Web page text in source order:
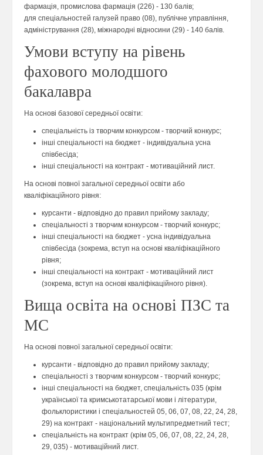
фармація, промислова фармація (226) - 130 балів;
для спеціальностей галузей право (08), публічне управління,
адміністрування (28), міжнародні відносини (29) - 140 балів.
Умови вступу на рівень
фахового молодшого
бакалавра
На основі базової середньої освіти:
спеціальність із творчим конкурсом - творчий конкурс;
інші спеціальності на бюджет - індивідуальна усна
співбесіда;
інші спеціальності на контракт - мотиваційний лист.
На основі повної загальної середньої освіти або
кваліфікаційного рівня:
курсанти - відповідно до правил прийому закладу;
спеціальності з творчим конкурсом - творчий конкурс;
інші спеціальності на бюджет - усна індивідуальна
співбесіда (зокрема, вступ на основі кваліфікаційного
рівня;
інші спеціальності на контракт - мотиваційний лист
(зокрема, вступ на основі кваліфікаційного рівня).
Вища освіта на основі ПЗС та
МС
На основі повної загальної середньої освіти:
курсанти - відповідно до правил прийому закладу;
спеціальності з творчим конкурсом - творчий конкурс;
інші спеціальності на бюджет, спеціальність 035 (крім
української та кримськотатарської мови і літератури,
фольклористики і спеціальностей 05, 06, 07, 08, 22, 24, 28,
29) на контракт - національний мультипредметний тест;
спеціальність на контракт (крім 05, 06, 07, 08, 22, 24, 28,
29, 035) - мотиваційний лист.